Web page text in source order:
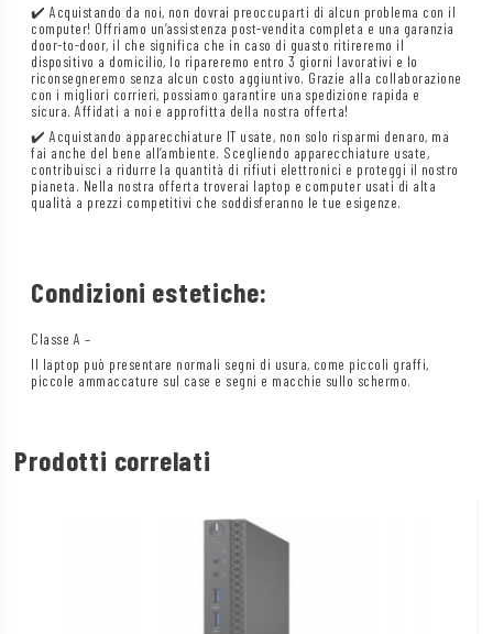
✔️ Acquistando da noi, non dovrai preoccuparti di alcun problema con il
computer! Offriamo un’assistenza post-vendita completa e una garanzia
door-to-door, il che significa che in caso di guasto ritireremo il
dispositivo a domicilio, lo ripareremo entro 3 giorni lavorativi e lo
riconsegneremo senza alcun costo aggiuntivo. Grazie alla collaborazione
con i migliori corrieri, possiamo garantire una spedizione rapida e
sicura. Affidati a noi e approfitta della nostra offerta!
✔️ Acquistando apparecchiature IT usate, non solo risparmi denaro, ma
fai anche del bene all’ambiente. Scegliendo apparecchiature usate,
contribuisci a ridurre la quantità di rifiuti elettronici e proteggi il nostro
pianeta. Nella nostra offerta troverai laptop e computer usati di alta
qualità a prezzi competitivi che soddisferanno le tue esigenze.
Condizioni estetiche:
Classe A –
Il laptop può presentare normali segni di usura, come piccoli graffi,
piccole ammaccature sul case e segni e macchie sullo schermo.
Prodotti correlati